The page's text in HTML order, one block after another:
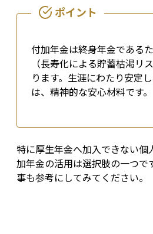
付加年金は終身年金である
（長寿化による貯蓄枯渇リ
ります。生涯にわたり安定
は、精神的な安心材料です。
特に厚生年金へ加入できない個
加年金の活用は選択肢の一つで
事も参考にしてみてください。